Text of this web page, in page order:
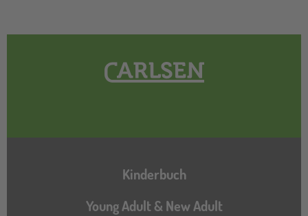
Hauptnavigation
Kinderbuch
Young Adult & New Adult